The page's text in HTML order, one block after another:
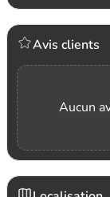
Avis clients
Aucun